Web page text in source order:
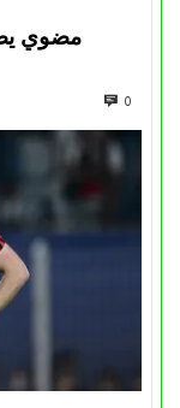
مضوي
0